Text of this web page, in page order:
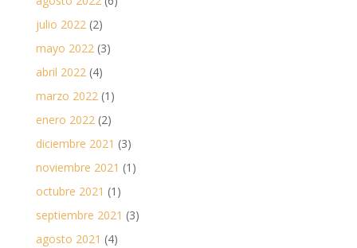
julio 2022(2)
mayo 2022(3)
abril 2022(4)
marzo 2022(1)
enero 2022(2)
diciembre 2021 (3)
noviembre 2021 (1)
octubre 2021 (1)
septiembre 2021 (3)
agosto 2021 (4)